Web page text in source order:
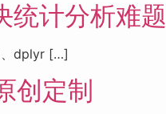
统计分析难题
、dplyr […]
创定制